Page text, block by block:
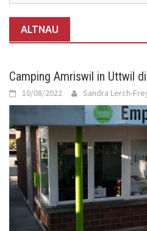
ALTNAU
Camping Amriswil in Uttwil
10/08/2022 Sandra Lerch-